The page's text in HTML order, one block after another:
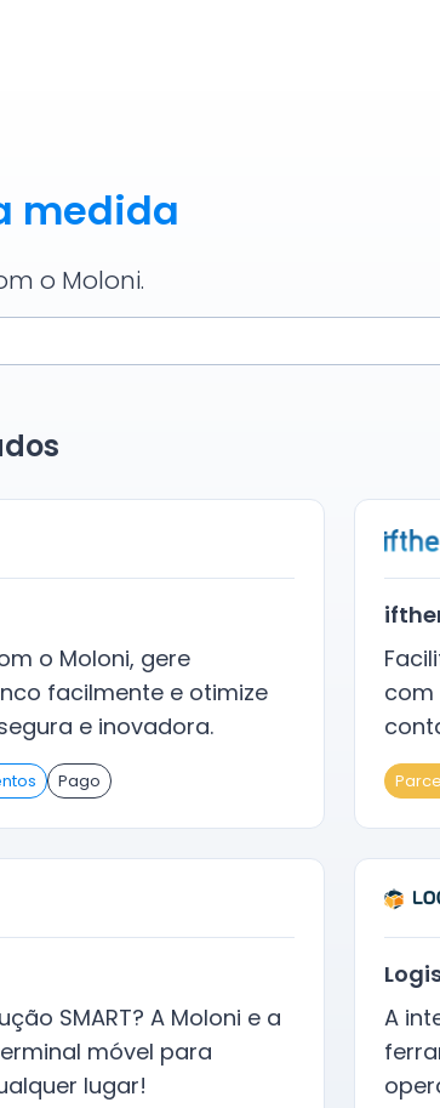
medida
o Moloni.
o Moloni, gere
facilmente e otimize
e inovadora.
Pago
com
SMART? A Moloni e a
móvel para
lugar!
A